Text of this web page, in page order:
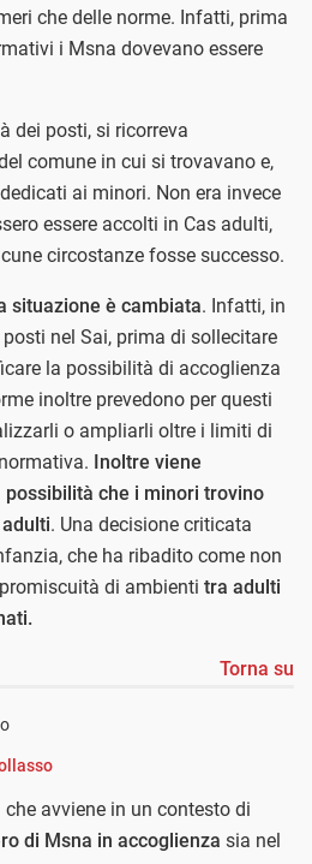
che delle norme. Infatti, prima
i Msna dovevano essere
dei posti, si ricorreva
comune in cui si trovavano e,
ai minori. Non era invece
essere accolti in Cas adulti,
circostanze fosse successo.
situazione è cambiata. Infatti, in
nel Sai, prima di sollecitare
la possibilità di accoglienza
inoltre prevedono per questi
o ampliarli oltre i limiti di
Inoltre viene
che i minori trovino
. Una decisione criticata
che ha ribadito come non
di ambienti tra adulti
Torna su
avviene in un contesto di
di Msna in accoglienza sia nel